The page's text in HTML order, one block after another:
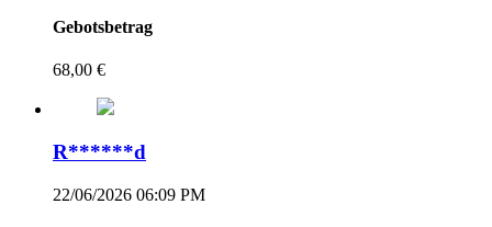
Gebotsbetrag
68,00 €
R******d
22/06/2026 06:09 PM